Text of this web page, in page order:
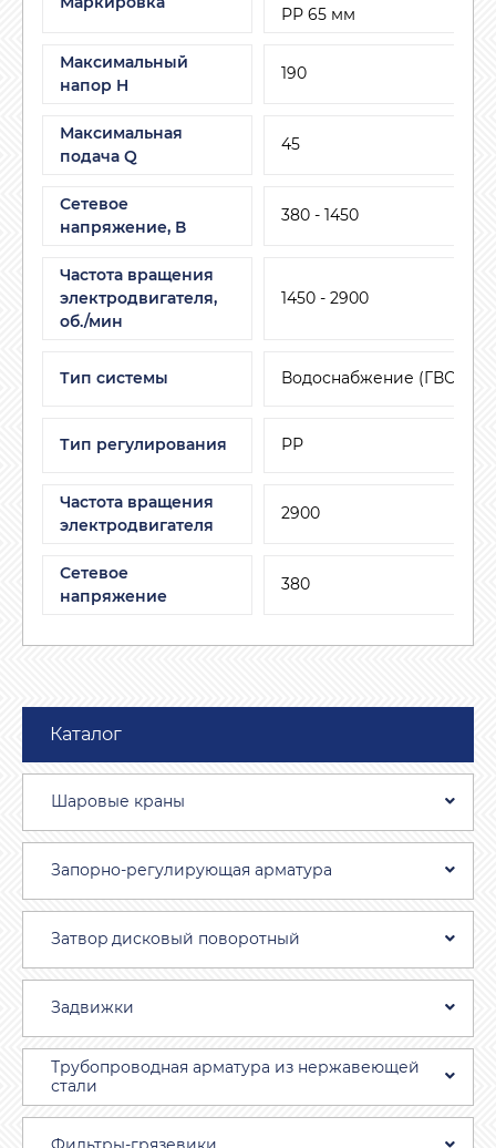
РР 65 мм
Максимальный
напор H
190
Максимальная
подача Q
45
Сетевое
напряжение, В
380 - 1450
Частота вращения
электродвигателя,
об./мин
1450 - 2900
Тип системы Водоснабжение (ГВС,
Тип регулирования РР
Частота вращения
электродвигателя
2900
Сетевое
напряжение
380
Каталог
Шаровые краны
Запорно-регулирующая арматура
Затвоp дискoвый пoвoротный
Задвижки
Трубопроводная aрматура из нержавеющей
стали